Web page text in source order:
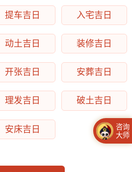
提车吉日 入宅吉日
动土吉日 装修吉日
开张吉日 安葬吉日
理发吉日 破土吉日
安床吉日
咨询
大师